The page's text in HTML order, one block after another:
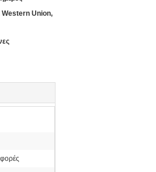
Western Union,